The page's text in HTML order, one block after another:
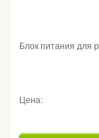
Блок питания для
Цена: